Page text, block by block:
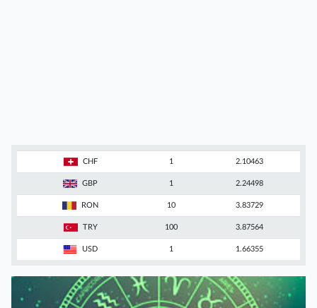
CHF 1 2.10463
GBP 1 2.24498
RON 10 3.83729
TRY 100 3.87564
USD 1 1.66355